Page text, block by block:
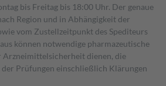
bis Freitag bis 18:00 Uhr. Der genaue
Region und in Abhängigkeit der
vom Zustellzeitpunkt des Spediteurs
können notwendige pharmazeutische
Arzneimittelsicherheit dienen, die
Prüfungen einschließlich Klärungen